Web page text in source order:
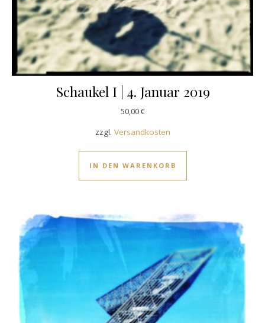
Schaukel I | 4. Januar 2019
50,00€
zzgl. Versandkosten
IN DEN WARENKORB